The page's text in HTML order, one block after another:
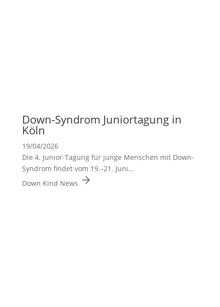
Down-Syndrom Junior­ta­gung in
Köln
19/04/2026
Die 4. Junior-Tagung für junge Menschen mit Down-
Syndrom findet vom 19.–21. Juni...
Down Kind News